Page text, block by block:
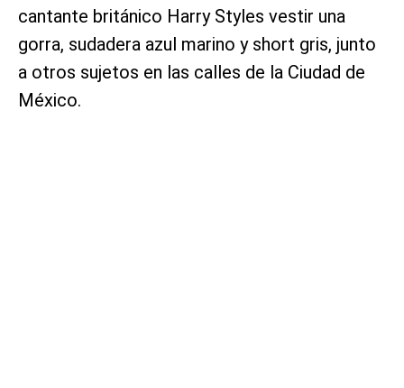
cantante británico Harry Styles vestir una
gorra, sudadera azul marino y short gris, junto
a otros sujetos en las calles de la Ciudad de
México.